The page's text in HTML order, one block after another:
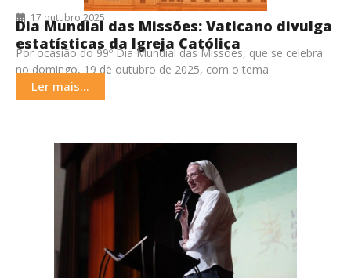
17 outubro 2025
Dia Mundial das Missões: Vaticano divulga
estatísticas da Igreja Católica
Por ocasião do 99º Dia Mundial das Missões, que se celebra
no domingo, 19 de outubro de 2025, com o tema
“Missionários de esperança
Ler mais...